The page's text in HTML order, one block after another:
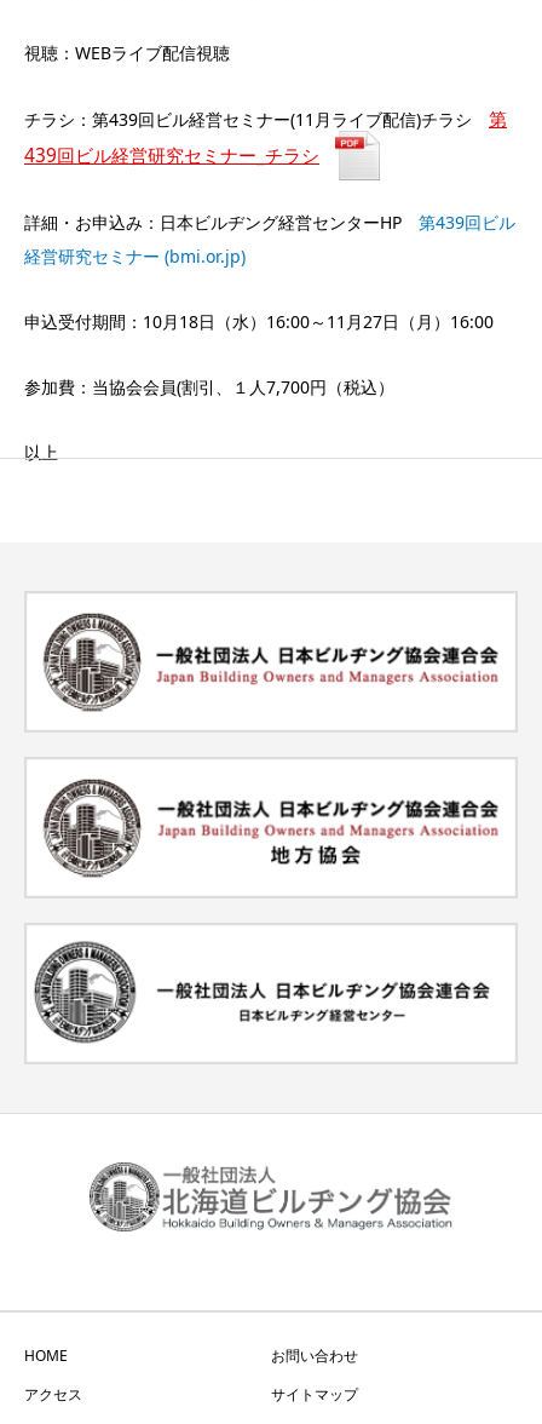
視聴：WEBライブ配信視聴
チラシ：第439回ビル経営セミナー(11月ライブ配信)チラシ 第
439回ビル経営研究セミナー_チラシ
詳細・お申込み：日本ビルヂング経営センターHP 第439回ビル
経営研究セミナー (bmi.or.jp)
申込受付期間：10月18日（水）16:00～11月27日（月）16:00
参加費：当協会会員(割引、１人7,700円（税込）
以上
HOME
お問い合わせ
アクセス
サイトマップ